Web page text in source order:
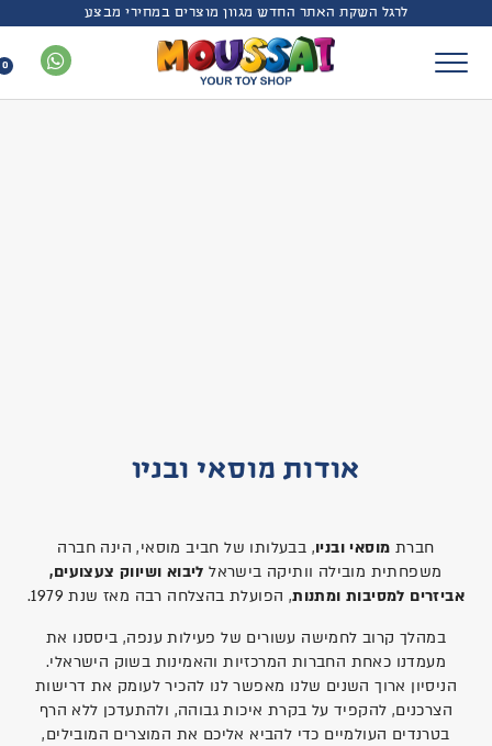
לרגל השקת האתר החדש מגוון מוצרים במחירי מבצע
0
אודות מוסאי ובניו
חברת מוסאי ובניו, בבעלותו של חביב מוסאי, הינה חברה
משפחתית מובילה וותיקה בישראלליבוא ושיווק צעצועים,
אביזרים למסיבות ומתנות, הפועלת בהצלחה רבה מאז שנת 1979.
במהלך קרוב לחמישה עשורים של פעילות ענפה, ביססנו את
מעמדנו כאחת החברות המרכזיות והאמינות בשוק הישראלי.
הניסיון ארוך השנים שלנו מאפשר לנו להכיר לעומק את דרישות
הצרכנים, להקפיד על בקרת איכות גבוהה, ולהתעדכן ללא הרף
בטרנדים העולמיים כדי להביא אליכם את המוצרים המובילים,